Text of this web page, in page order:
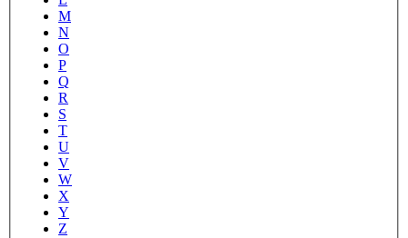
M
N
O
P
Q
R
S
T
U
V
W
X
Y
Z